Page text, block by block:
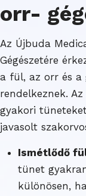
orr-
Az Újbuda
Gégészetére
a fül, az orr és
rendelkeznek.
gyakori
javasolt
Ismétlődő
tünet
különösen,